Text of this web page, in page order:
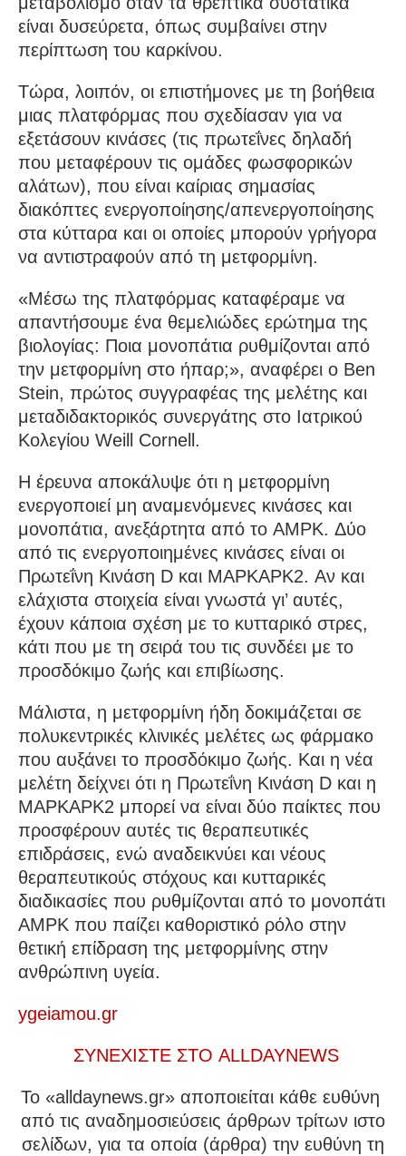
είναι δυσεύρετα, όπως συμβαίνει στην
περίπτωση του καρκίνου.
Τώρα, λοιπόν, οι επιστήμονες με τη βοήθεια
μιας πλατφόρμας που σχεδίασαν για να
εξετάσουν κινάσες (τις πρωτεΐνες δηλαδή
που μεταφέρουν τις ομάδες φωσφορικών
αλάτων), που είναι καίριας σημασίας
διακόπτες ενεργοποίησης/απενεργοποίησης
στα κύτταρα και οι οποίες μπορούν γρήγορα
να αντιστραφούν από τη μετφορμίνη.
«Μέσω της πλατφόρμας καταφέραμε να
απαντήσουμε ένα θεμελιώδες ερώτημα της
βιολογίας: Ποια μονοπάτια ρυθμίζονται από
την μετφορμίνη στο ήπαρ;», αναφέρει ο Ben
Stein, πρώτος συγγραφέας της μελέτης και
μεταδιδακτορικός συνεργάτης στο Ιατρικού
Κολεγίου Weill Cornell.
Η έρευνα αποκάλυψε ότι η μετφορμίνη
ενεργοποιεί μη αναμενόμενες κινάσες και
μονοπάτια, ανεξάρτητα από το AMPK. Δύο
από τις ενεργοποιημένες κινάσες είναι οι
Πρωτεΐνη Κινάση D και MAPKAPK2. Αν και
ελάχιστα στοιχεία είναι γνωστά γι’ αυτές,
έχουν κάποια σχέση με το κυτταρικό στρες,
κάτι που με τη σειρά του τις συνδέει με το
προσδόκιμο ζωής και επιβίωσης.
Μάλιστα, η μετφορμίνη ήδη δοκιμάζεται σε
πολυκεντρικές κλινικές μελέτες ως φάρμακο
που αυξάνει το προσδόκιμο ζωής. Και η νέα
μελέτη δείχνει ότι η Πρωτεΐνη Κινάση D και η
MAPKAPK2 μπορεί να είναι δύο παίκτες που
προσφέρουν αυτές τις θεραπευτικές
επιδράσεις, ενώ αναδεικνύει και νέους
θεραπευτικούς στόχους και κυτταρικές
διαδικασίες που ρυθμίζονται από το μονοπάτι
AMPK που παίζει καθοριστικό ρόλο στην
θετική επίδραση της μετφορμίνης στην
ανθρώπινη υγεία.
ygeiamou.gr
ΣΥΝΕΧΙΣΤΕ ΣΤΟ ALLDAYNEWS
To «alldaynews.gr» αποποιείται κάθε ευθύνη
από τις αναδημοσιεύσεις άρθρων τρίτων ιστο
σελίδων, για τα οποία (άρθρα) την ευθύνη τη